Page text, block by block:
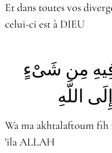
Et dans toutes vos
celui-ci est à DIEU
فِيهِ مِن شَىْءٍ
اللَّهِ
Wa ma akhtalaftoum fih
'ila ALLAH